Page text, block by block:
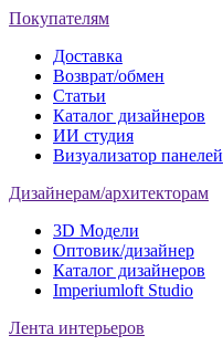
Покупателям
Доставка
Возврат/обмен
Статьи
Каталог дизайнеров
ИИ студия
Визуализатор панелей
Дизайнерам/архитекторам
3D Модели
Оптовик/дизайнер
Каталог дизайнеров
Imperiumloft Studio
Лента интерьеров